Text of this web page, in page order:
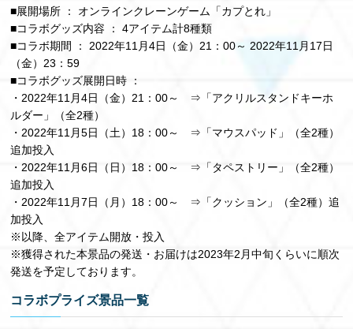
​■展開場所 ： オンラインクレーンゲーム「カプとれ」
■コラボグッズ内容 ： 4アイテム計8種類
■コラボ期間 ： 2022年11月4日（金）21：00～ 2022年11月17日
（金）23：59
■コラボグッズ展開日時 ：
・2022年11月4日（金）21：00～ ⇒「アクリルスタンドキーホ
ルダー」（全2種）
・2022年11月5日（土）18：00～ ⇒「マウスパッド」（全2種）
追加投入
・2022年11月6日（日）18：00～ ⇒「タペストリー」（全2種）
追加投入
・2022年11月7日（月）18：00～ ⇒「クッション」（全2種）追
加投入
※以降、全アイテム開放・投入
※獲得された本景品の発送・お届けは2023年2月中旬くらいに順次
発送を予定しております。
コラボプライズ景品一覧